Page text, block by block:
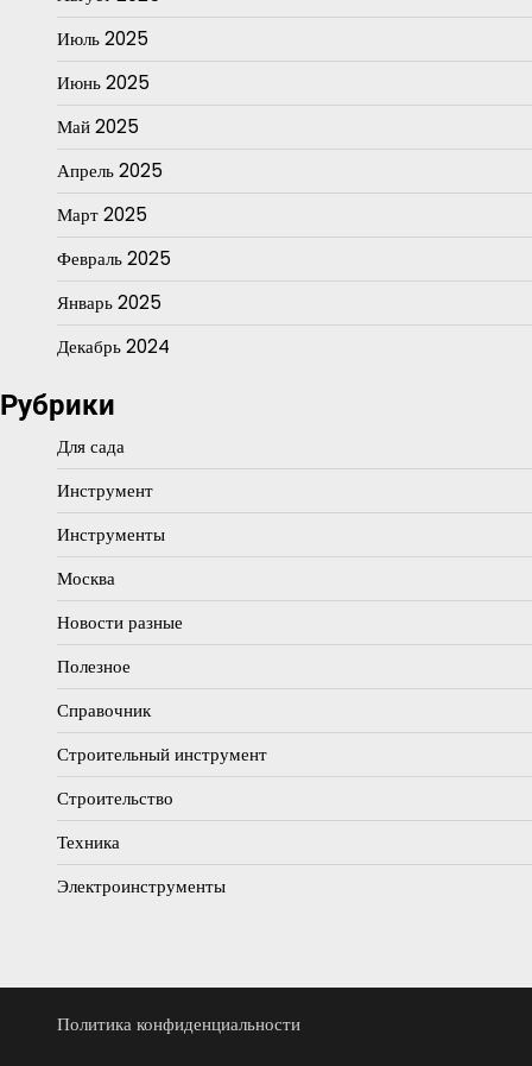
Июль 2025
Июнь 2025
Май 2025
Апрель 2025
Март 2025
Февраль 2025
Январь 2025
Декабрь 2024
Рубрики
Для сада
Инструмент
Инструменты
Москва
Новости разные
Полезное
Справочник
Строительный инструмент
Строительство
Техника
Электроинструменты
Политика конфиденциальности